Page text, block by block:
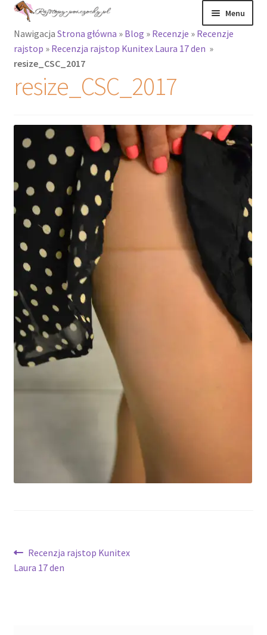
Przejdź
nawigacji
Przejdź
treści
Menu
Rajstopy
Rozwiń
menu
potomne
Podkolanówki i
skarpetki
Wszystkie
produkty
Recenzje
Rozwiń
menu
potomne
Nawigacja Strona główna » Blog » Recenzje » Recenzje
rajstop » Recenzja rajstop Kunitex Laura 17 den »
resize_CSC_2017
resize_CSC_2017
Nawigacja
wpisu
Poprzedni
wpis:
Recenzja rajstop Kunitex
Laura 17 den